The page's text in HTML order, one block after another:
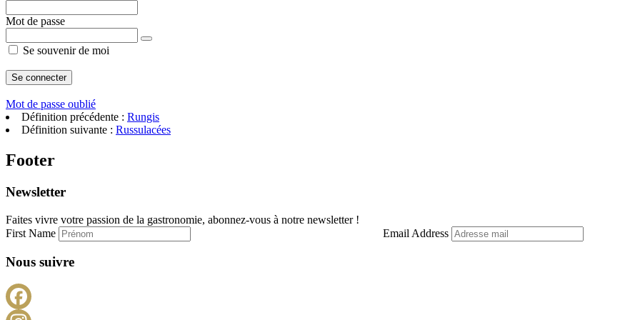
Mot de passe
Se souvenir de moi
Mot de passe oublié
Définition précédente : Rungis
Définition suivante : Russulacées
Footer
Newsletter
Faites vivre votre passion de la gastronomie, abonnez-vous à notre newsletter !
First Name
Email Address
Nous suivre